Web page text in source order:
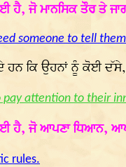
ਜੋ ਮਾਨਸਿਕ ਤੌਰ ਤੇ
someone to tell
ਕਿ ਉਹਨਾਂ ਨੂੰ ਕੋਈ ਦੱਸੇ,
attention to their
ਹੈ, ਜੋ ਆਪਣਾ ਧਿਆਨ,
rules.